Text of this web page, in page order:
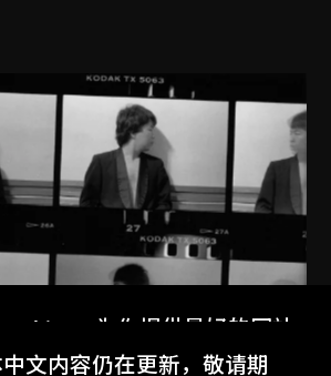
」为你提供最好的网站
文内容仍在更新，敬请期